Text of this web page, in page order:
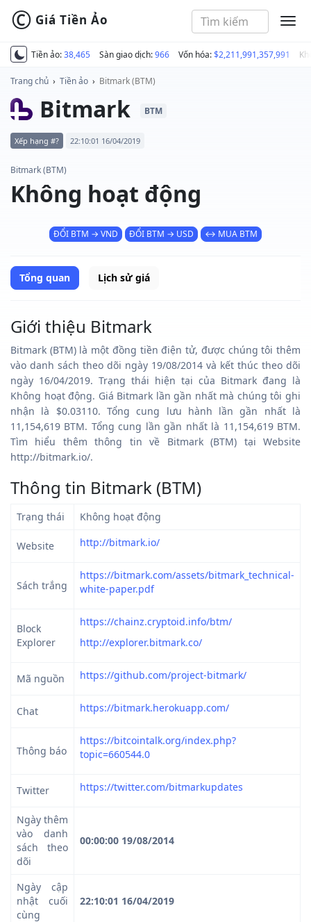
Tiền ảo:38,465 Sàn giao dịch:966 Vốn hóa:$2,211,991,357,991
© Giá Tiền Ảo
Trang chủ › Tiền ảo › Bitmark (BTM)
Bitmark BTM
Xếp hạng #? 22:10:01 16/04/2019
Bitmark (BTM)
Không hoạt động
ĐỔI BTM → VND ĐỔI BTM → USD ↔ MUA BTM
Tổng quan Lịch sử giá
Giới thiệu Bitmark
Bitmark (BTM) là một đồng tiền điện tử, được chúng tôi thêm
vào danh sách theo dõi ngày 19/08/2014 và kết thúc theo dõi
ngày 16/04/2019. Trạng thái hiện tại của Bitmark đang là
Không hoạt động. Giá Bitmark lần gần nhất mà chúng tôi ghi
nhận là $0.03110. Tổng cung lưu hành lần gần nhất là
11,154,619 BTM. Tổng cung lần gần nhất là 11,154,619 BTM.
Tìm hiểu thêm thông tin về Bitmark (BTM) tại Website
http://bitmark.io/.
Thông tin Bitmark (BTM)
Trạng thái Không hoạt động
Website http://bitmark.io/
Sách trắng
https://bitmark.com/assets/bitmark_technical-
white-paper.pdf
Block
Explorer
https://chainz.cryptoid.info/btm/
http://explorer.bitmark.co/
Mã nguồn https://github.com/project-bitmark/
Chat https://bitmark.herokuapp.com/
Thông báo
https://bitcointalk.org/index.php?
topic=660544.0
Twitter https://twitter.com/bitmarkupdates
Ngày thêm
vào danh
sách theo
dõi
00:00:00 19/08/2014
Ngày cập
nhật cuối
cùng
22:10:01 16/04/2019